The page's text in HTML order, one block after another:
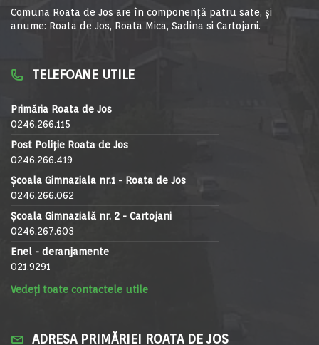
Comuna Roata de Jos are în componență patru sate, și
anume: Roata de Jos, Roata Mica, Sadina si Cartojani.
TELEFOANE UTILE
Primăria Roata de Jos
0246.266.115
Post Poliție Roata de Jos
0246.266.419
Școala Gimnaziala nr.1 - Roata de Jos
0246.266.062
Școala Gimnazială nr. 2 - Cartojani
0246.267.603
Enel - deranjamente
021.9291
Vedeți toate contactele utile
ADRESA PRIMĂRIEI ROATA DE JOS